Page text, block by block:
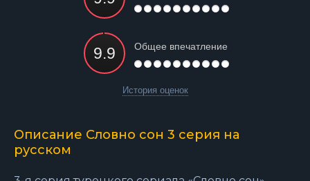
Общее впечатление
История оценок
Описание Словно сон 3 серия на
русском